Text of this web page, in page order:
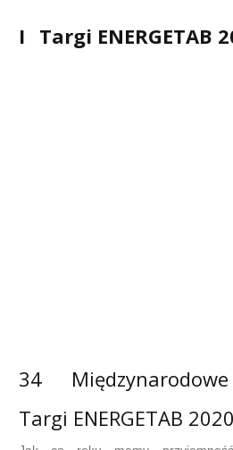
I Targi ENERGETAB
34
Targi ENERGETAB 2020